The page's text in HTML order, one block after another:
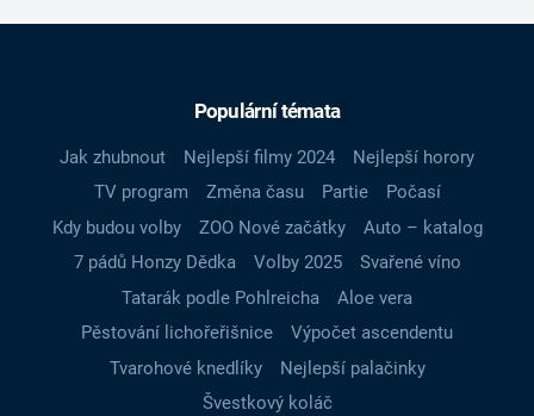
Populární témata
Jak zhubnout Nejlepší filmy 2024
Nejlepší horory
TV program
Změna času Partie
Počasí
Kdy budou volby
ZOO Nové začátky
Auto – katalog
7 pádů Honzy Dědka
Volby 2025
Svařené víno
Tatarák podle Pohlreicha
Aloe vera
Pěstování lichořeřišnice
Výpočet ascendentu
Tvarohové knedlíky
Nejlepší palačinky
Švestkový koláč